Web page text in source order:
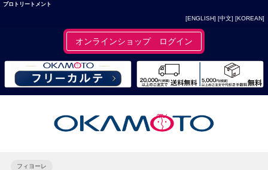
プロトリートメント
[ENGLISH] [中文] [KOREAN]
オンラインショップ ログイン
フィヨーレ